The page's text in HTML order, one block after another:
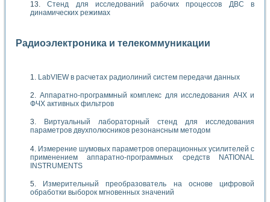
Стенд для исследований рабочих процессов ДВС в
динамических режимах
Радиоэлектроника и телекоммуникации
LabVIEW в расчетах радиолиний систем передачи данных
Аппаратно-программный комплекс для исследования АЧХ и
ФЧХ активных фильтров
Виртуальный лабораторный стенд для исследования
параметров двухполюсников резонансным методом
Измерение шумовых параметров операционных усилителей с
применением аппаратно-программных средств NATIONAL
INSTRUMENTS
Измерительный преобразователь на основе цифровой
обработки выборок мгновенных значений